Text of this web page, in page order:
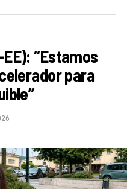
“Estamos
para